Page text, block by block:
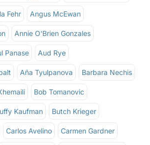
Fehr Angus McEwan
Annie O'Brien Gonzales
Panase Aud Rye
Aña Tyulpanova Barbara Nechis
Bob Tomanovic
Kaufman Butch Krieger
Carlos Avelino Carmen Gardner